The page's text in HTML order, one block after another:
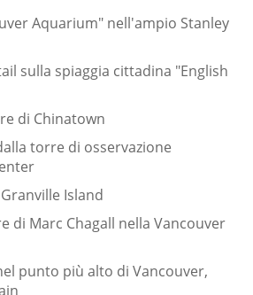
Aquarium" nell'ampio Stanley
sulla spiaggia cittadina "English
di Chinatown
torre di osservazione
Island
di Marc Chagall nella Vancouver
punto più alto di Vancouver,